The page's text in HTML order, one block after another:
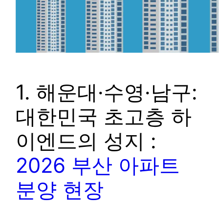
1. 해운대·수영·남구:
대한민국 초고층 하
이엔드의 성지 :
2026 부산 아파트
분양 현장